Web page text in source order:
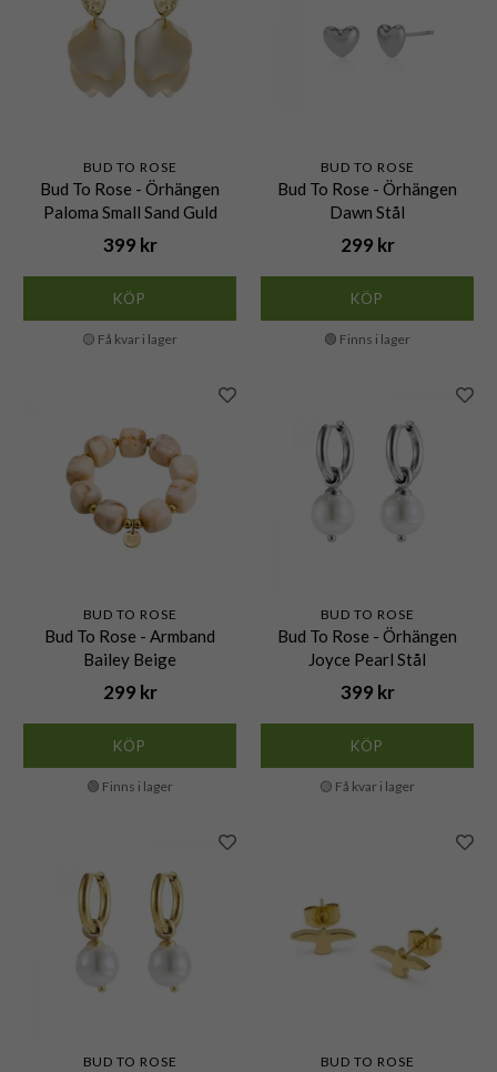
BUD TO ROSE
Bud To Rose - Örhängen
Paloma Small Sand Guld
399 kr
KÖP
🟡 Få kvar i lager
BUD TO ROSE
Bud To Rose - Örhängen
Dawn Stål
299 kr
KÖP
🟢 Finns i lager
BUD TO ROSE
Bud To Rose - Armband
Bailey Beige
299 kr
KÖP
🟢 Finns i lager
BUD TO ROSE
Bud To Rose - Örhängen
Joyce Pearl Stål
399 kr
KÖP
🟡 Få kvar i lager
BUD TO ROSE BUD TO ROSE